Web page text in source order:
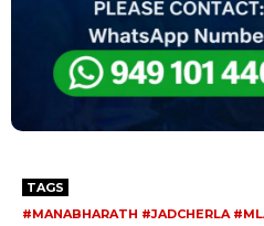
TAGS
#MANABHARATH #JADCHERLA